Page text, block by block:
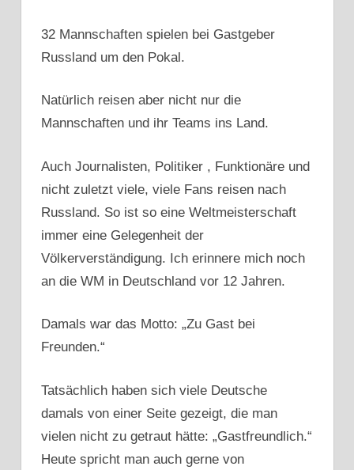
32 Mannschaften spielen bei Gastgeber
Russland um den Pokal.
Natürlich reisen aber nicht nur die
Mannschaften und ihr Teams ins Land.
Auch Journalisten, Politiker , Funktionäre und
nicht zuletzt viele, viele Fans reisen nach
Russland. So ist so eine Weltmeisterschaft
immer eine Gelegenheit der
Völkerverständigung. Ich erinnere mich noch
an die WM in Deutschland vor 12 Jahren.
Damals war das Motto: „Zu Gast bei
Freunden.“
Tatsächlich haben sich viele Deutsche
damals von einer Seite gezeigt, die man
vielen nicht zu getraut hätte: „Gastfreundlich.“
Heute spricht man auch gerne von